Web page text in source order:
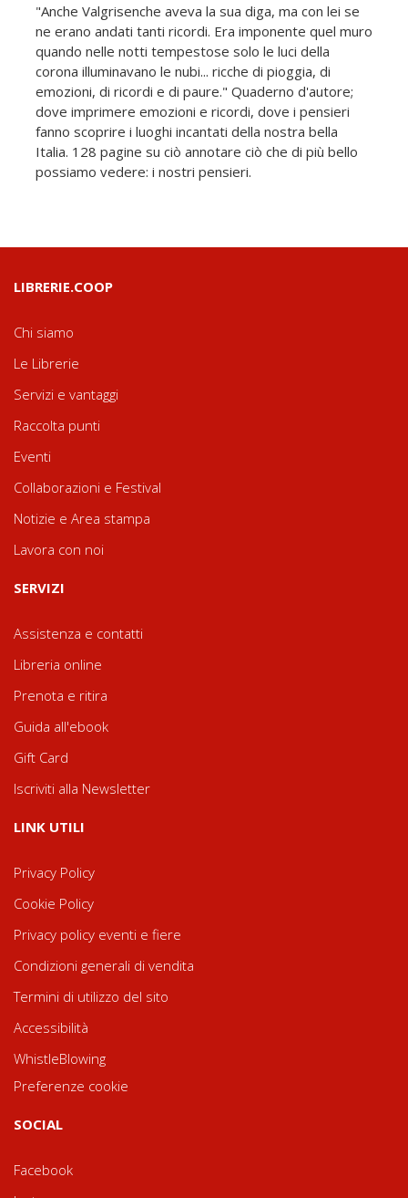
"Anche Valgrisenche aveva la sua diga, ma con lei se
ne erano andati tanti ricordi. Era imponente quel muro
quando nelle notti tempestose solo le luci della
corona illuminavano le nubi... ricche di pioggia, di
emozioni, di ricordi e di paure." Quaderno d'autore;
dove imprimere emozioni e ricordi, dove i pensieri
fanno scoprire i luoghi incantati della nostra bella
Italia. 128 pagine su ciò annotare ciò che di più bello
possiamo vedere: i nostri pensieri.
LIBRERIE.COOP
Chi siamo
Le Librerie
Servizi e vantaggi
Raccolta punti
Eventi
Collaborazioni e Festival
Notizie e Area stampa
Lavora con noi
SERVIZI
Assistenza e contatti
Libreria online
Prenota e ritira
Guida all'ebook
Gift Card
Iscriviti alla Newsletter
LINK UTILI
Privacy Policy
Cookie Policy
Privacy policy eventi e fiere
Condizioni generali di vendita
Termini di utilizzo del sito
Accessibilità
WhistleBlowing
Preferenze cookie
SOCIAL
Facebook